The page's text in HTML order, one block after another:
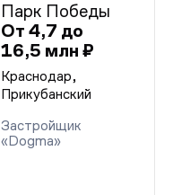
Парк Победы
От 4,7 до
16,5 млн ₽
Краснодар,
Прикубанский
Застройщик
«Dogma»